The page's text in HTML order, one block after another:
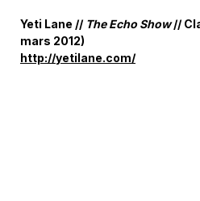
Yeti Lane // The Echo Show//
mars 2012)
http://yetilane.com/